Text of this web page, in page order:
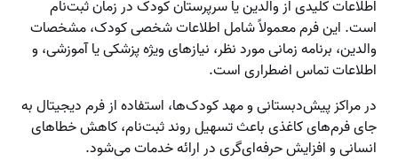
اطلاعات کلیدی از والدین یا سرپرستان کودک در زمان ثبت‌نام
است. این فرم معمولاً شامل اطلاعات شخصی کودک، مشخصات
والدین، برنامه زمانی مورد نظر، نیازهای ویژه پزشکی یا آموزشی، و
اطلاعات تماس اضطراری است.
در مراکز پیش‌دبستانی و مهد کودک‌ها، استفاده از فرم دیجیتال به
جای فرم‌های کاغذی باعث تسهیل روند ثبت‌نام، کاهش خطاهای
انسانی و افزایش حرفه‌ای‌گری در ارائه خدمات می‌شود.